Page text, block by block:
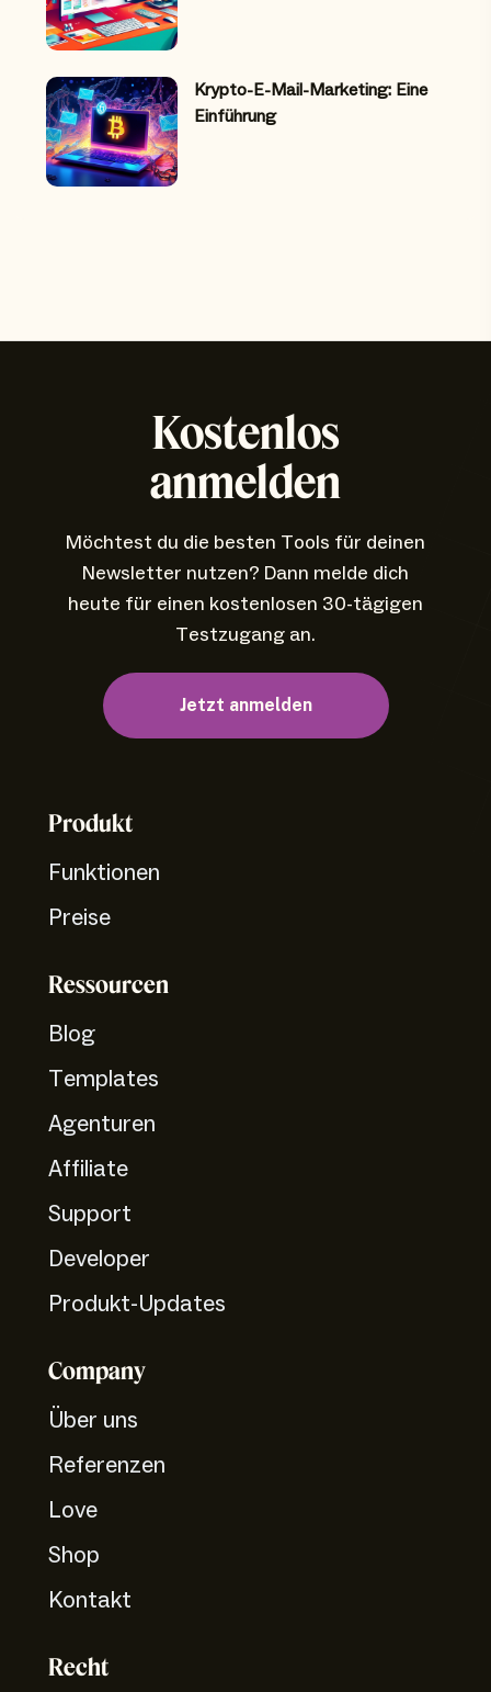
Krypto-E-Mail-Marketing: Eine
Einführung
Kostenlos
anmelden
Möchtest du die besten Tools für deinen
Newsletter nutzen? Dann melde dich
heute für einen kostenlosen 30-tägigen
Testzugang an.
Jetzt anmelden
Produkt
Funktionen
Preise
Ressourcen
Blog
Templates
Agenturen
Affiliate
Support
Developer
Produkt-Updates
Company
Über uns
Referenzen
Love
Shop
Kontakt
Recht